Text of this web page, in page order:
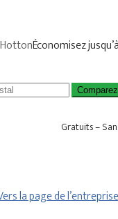
Économisez
Gratuits –
la page de l’entreprise